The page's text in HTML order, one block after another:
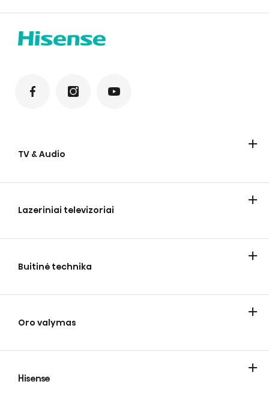
TV & Audio
Lazeriniai televizoriai
Buitinė technika
Oro valymas
Hisense